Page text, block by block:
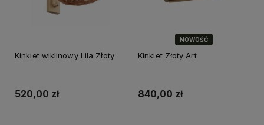
Kinkiet wiklinowy Lila Złoty
520,00 zł
NOWOŚĆ
Kinkiet Złoty Art
840,00 zł